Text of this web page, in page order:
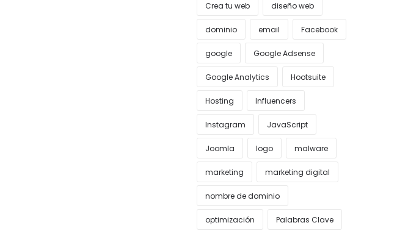
Crea tu web diseño web
dominio email Facebook
google Google Adsense
Google Analytics Hootsuite
Hosting Influencers
Instagram JavaScript
Joomla logo malware
marketing marketing digital
nombre de dominio
optimización Palabras Clave